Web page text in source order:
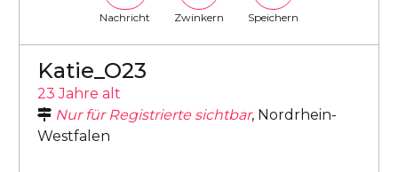
Nachricht Zwinkern Speichern
Katie_O23
23 Jahre alt
Nur für Registrierte sichtbar, Nordrhein-
Westfalen